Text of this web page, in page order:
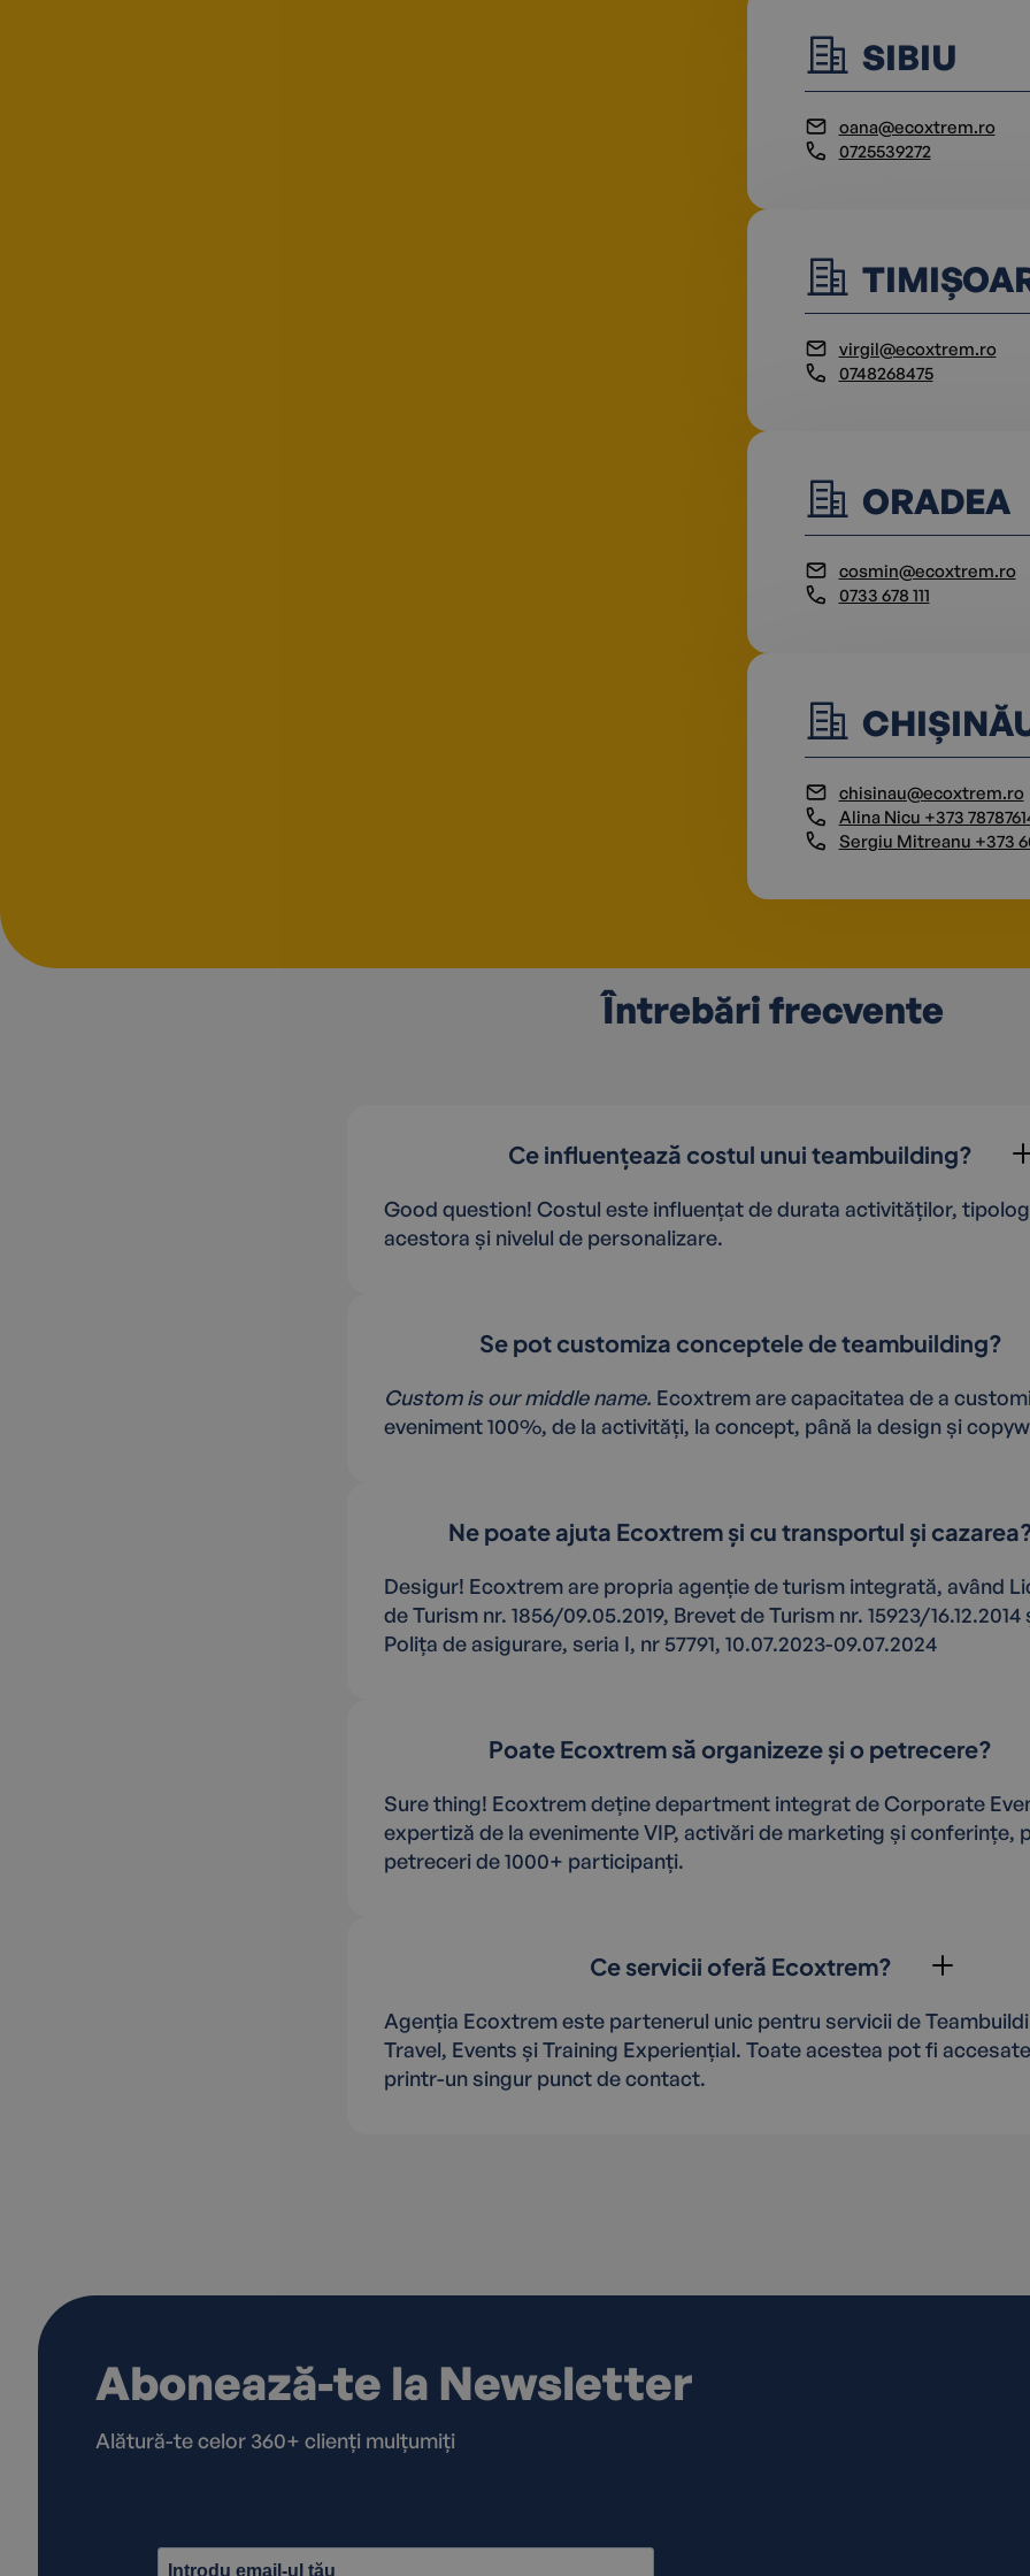
SIBIU
oana@ecoxtrem.ro
0725539272
virgil@ecoxtrem.ro
0748268475
ORADEA
cosmin@ecoxtrem.ro
0733 678 111
chisinau@ecoxtrem.ro
Alina Nicu +373
Sergiu Mitreanu +373
Întrebări frecvente
Ce influențează costul unui teambuilding?
Good question! Costul este influențat de durata activităților,
acestora și nivelul de personalizare.
Se pot customiza conceptele de teambuilding?
Custom is our middle name. Ecoxtrem are capacitatea de a
eveniment 100%, de la activități, la concept, până la design și
Ne poate ajuta Ecoxtrem și cu transportul și
Desigur! Ecoxtrem are propria agenție de turism integrată, având
de Turism nr. 1856/09.05.2019, Brevet de Turism nr. 15923/16.12.2014
Polița de asigurare, seria I, nr 57791, 10.07.2023-09.07.2024
Poate Ecoxtrem să organizeze și o petrecere?
Sure thing! Ecoxtrem deține department integrat de Corporate
expertiză de la evenimente VIP, activări de marketing și conferințe,
petreceri de 1000+ participanți.
Ce servicii oferă Ecoxtrem?
Agenția Ecoxtrem este partenerul unic pentru servicii de
Travel, Events și Training Experiențial. Toate acestea pot fi accesate
printr-un singur punct de contact.
Abonează-te la Newsletter
Alătură-te celor 360+ clienți mulțumiți